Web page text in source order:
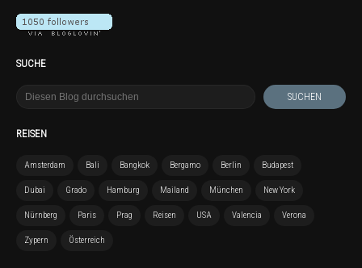
SUCHE
REISEN
Amsterdam Bali Bangkok Bergamo Berlin Budapest
Dubai Grado Hamburg Mailand München New York
Nürnberg Paris Prag Reisen USA Valencia Verona
Zypern Österreich